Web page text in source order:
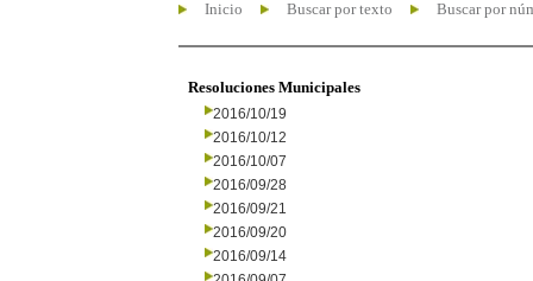
Inicio Buscar por texto Buscar por
Resoluciones Municipales
2016/10/19
2016/10/12
2016/10/07
2016/09/28
2016/09/21
2016/09/20
2016/09/14